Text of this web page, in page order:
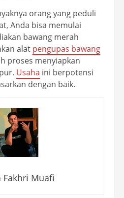
orang yang peduli
Anda bisa memulai
bawang merah
alat pengupas bawang
proses menyiapkan
Usaha ini berpotensi
dengan baik.
Fakhri Muafi